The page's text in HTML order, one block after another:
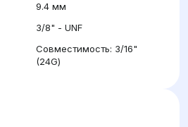
9.4 мм
3/8" - UNF
Совместимость: 3/16"
(24G)